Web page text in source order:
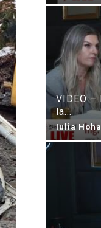
VIDEO –
la...
Iulia Hoha